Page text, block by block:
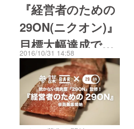
『経営者のための
29ON(ニクオン)』
目標大幅達成でプ
ロジェクト終了致
しました！皆様本
当にありがとうご
ざいました。
2016/10/31 14:58